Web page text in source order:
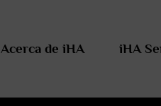
Acerca de iHA iHA